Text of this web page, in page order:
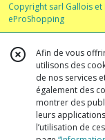
Copyright sarl Gallois et
eProShopping
Afin de vous
utilisons des
de nos services
également des
montrer des
leurs
l’utilisation de